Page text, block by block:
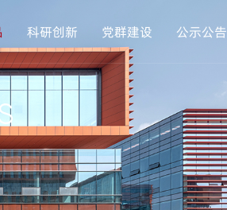
科研创新 党群建设 公示公告